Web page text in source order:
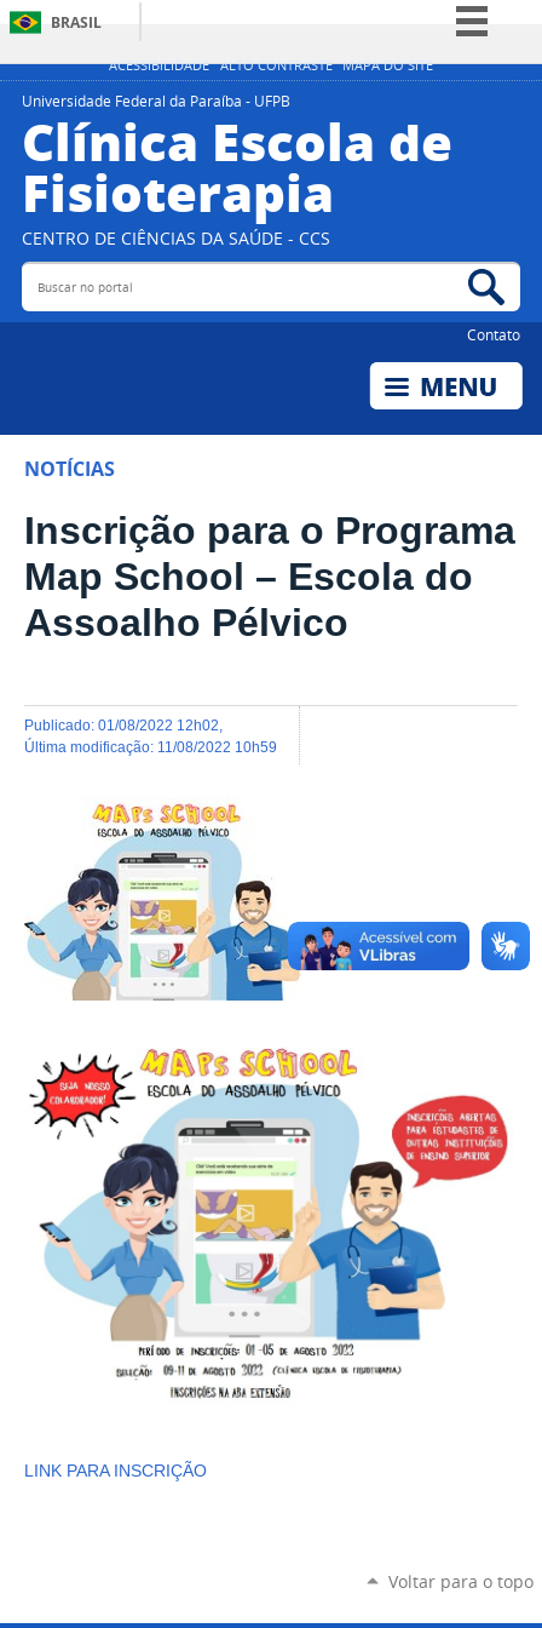
ACESSIBILIDADE ALTO CONTRASTE MAPA DO SITE
BRASIL
Simplifique!
Participe
Universidade Federal da Paraíba - UFPB
Clínica Escola de
Fisioterapia
CENTRO DE CIÊNCIAS DA SAÚDE - CCS
Buscar no portal
Contato
NOTÍCIAS
Inscrição para o Programa
Map School – Escola do
Assoalho Pélvico
publicado: 01/08/2022 12h02
última modificação: 11/08/2022 10h59
LINK PARA INSCRIÇÃO
Voltar para o topo